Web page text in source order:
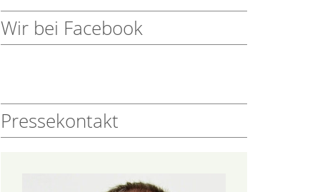
Wir bei Facebook
Pressekontakt